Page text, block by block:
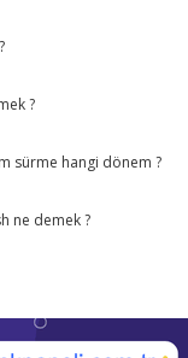
?
sürme hangi dönem ?
ne demek ?